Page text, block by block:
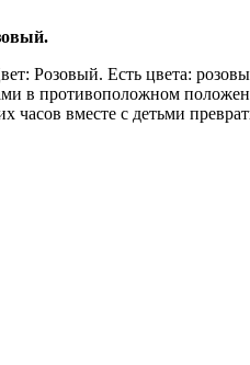
Розовый. Есть цвета:
в противоположном
вместе с детьми